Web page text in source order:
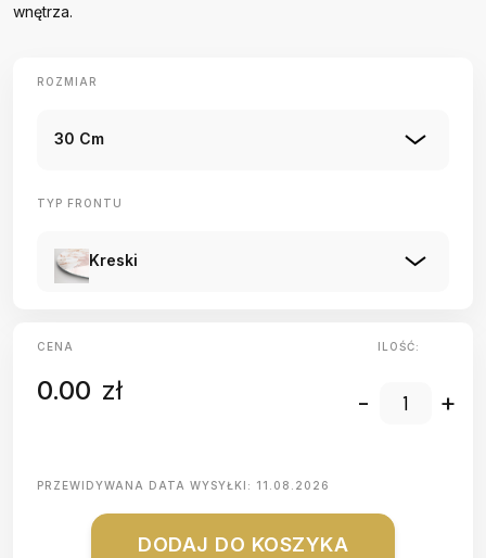
wnętrza.
ROZMIAR
30 Cm
TYP FRONTU
Kreski
CENA
0.00 zł
ILOŚĆ:
- +
PRZEWIDYWANA DATA WYSYŁKI: 11.08.2026
DODAJ DO KOSZYKA